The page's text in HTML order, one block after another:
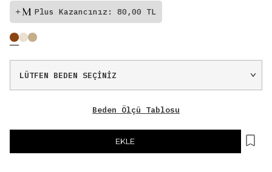
Plus Kazancınız: 80,00 TL
Beden Ölçü Tablosu
EKLE